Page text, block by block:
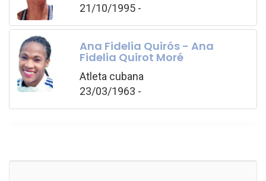
21/10/1995 -
Ana Fidelia Quirós - Ana
Fidelia Quirot Moré
Atleta cubana
23/03/1963 -